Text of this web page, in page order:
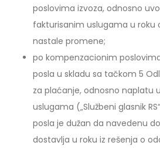
poslovima izvoza, odnosno
fakturisanim uslugama u roku
nastale promene;
po kompenzacionim
posla u skladu sa tačkom 5
za plaćanje, odnosno naplatu
uslugama („Službeni glasnik
posla je dužan da navedenu
dostavlja u roku iz rešenja o